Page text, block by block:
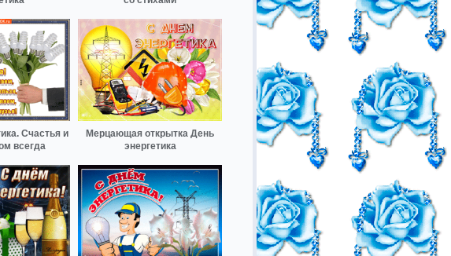
Счастья и
всегда
Мерцающая открытка День
энергетика